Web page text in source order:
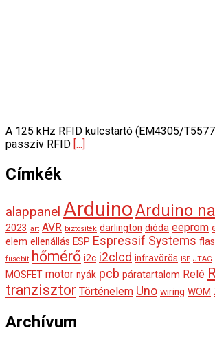
A 125 kHz RFID kulcstartó (EM4305/
passzív RFID [...]
Címkék
alappanel ArduinoArduino
2023 art AVR biztosíték darlington dióda eeprom
elem ellenállás ESP Espressif Systems
fusebit hőmérő i2c i2clcd infravörös ISP JTAG
MOSFET motor nyák pcb páratartalom Relé
tranzisztor Történelem Uno wiring WOM
Archívum